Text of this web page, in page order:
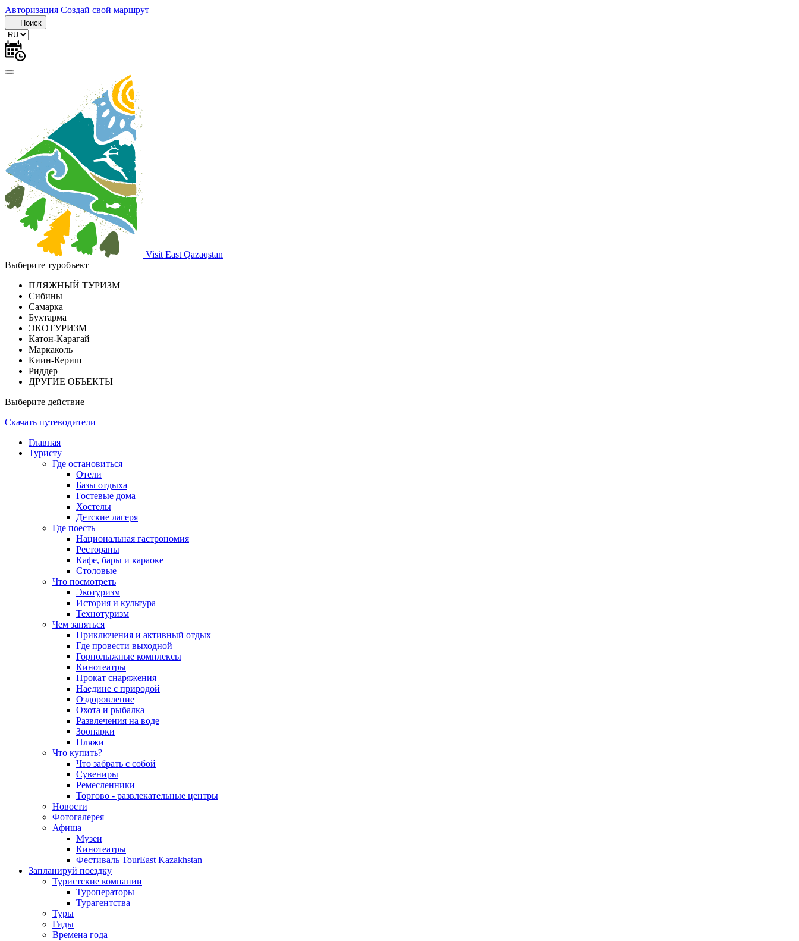
Авторизация Создай свой маршрут
Поиск
Visit East Qazaqstan
Выберите туробъект
ПЛЯЖНЫЙ ТУРИЗМ
Сибины
Самарка
Бухтарма
ЭКОТУРИЗМ
Катон-Карагай
Маркаколь
Киин-Кериш
Риддер
ДРУГИЕ ОБЪЕКТЫ
Выберите действие
Скачать путеводители
Главная
Туристу
Где остановиться
Отели
Базы отдыха
Гостевые дома
Хостелы
Детские лагеря
Где поесть
Национальная гастрономия
Рестораны
Кафе, бары и караоке
Столовые
Что посмотреть
Экотуризм
История и культура
Технотуризм
Чем заняться
Приключения и активный отдых
Где провести выходной
Горнолыжные комплексы
Кинотеатры
Прокат снаряжения
Наедине с природой
Оздоровление
Охота и рыбалка
Развлечения на воде
Зоопарки
Пляжи
Что купить?
Что забрать с собой
Сувениры
Ремесленники
Торгово - развлекательные центры
Новости
Фотогалерея
Афиша
Музеи
Кинотеатры
Фестиваль TourEast Kazakhstan
Запланируй поездку
Туристские компании
Туроператоры
Турагентства
Туры
Гиды
Времена года